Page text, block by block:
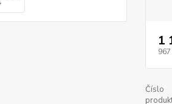
1
967
Číslo